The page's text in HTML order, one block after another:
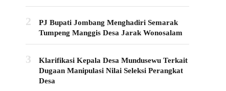
2
PJ Bupati Jombang Menghadiri Semarak
Tumpeng Manggis Desa Jarak Wonosalam
3
Klarifikasi Kepala Desa Mundusewu Terkait
Dugaan Manipulasi Nilai Seleksi Perangkat
Desa